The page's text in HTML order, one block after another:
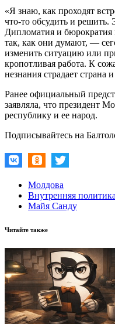
«Я знаю, как проходят
что-то обсудить и решить.
Дипломатия и бюрократия
так, как они думают, —
изменить ситуацию или
кропотливая работа. К
незнания страдает
Ранее официальный
заявляла, что президент
республику и ее народ.
Подписывайтесь на
Молдова
Внутренняя политика
Майя Санду
Читайте также